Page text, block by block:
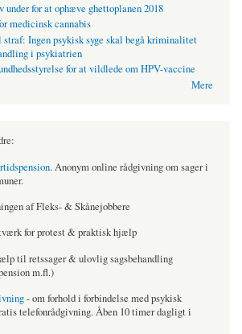
under for at ophæve ghettoplanen 2018
medicinsk cannabis
straf: Ingen psykisk syge skal begå kriminalitet
i psykiatrien
for at vildlede om HPV-vaccine
Mere
. Anonym online rådgivning om sager i
af Fleks- & Skånejobbere
for protest & praktisk hjælp
til retssager & ulovlig sagsbehandling
m.fl.)
- om forhold i forbindelse med psykisk
telefonrådgivning. Åben 10 timer dagligt i